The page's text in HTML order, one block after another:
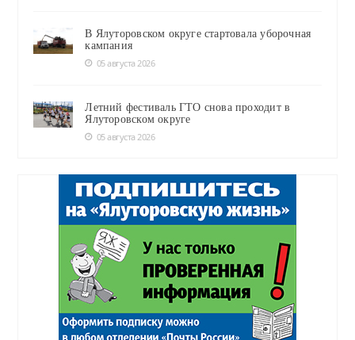
В Ялуторовском округе стартовала уборочная
кампания
05 августа 2026
Летний фестиваль ГТО снова проходит в
Ялуторовском округе
05 августа 2026